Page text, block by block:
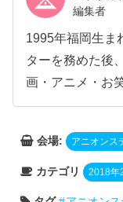
編集者
1995年福岡生ま
ターを務めた後
画・アニメ・お
会場: アニオンス
カテゴリ 2018年